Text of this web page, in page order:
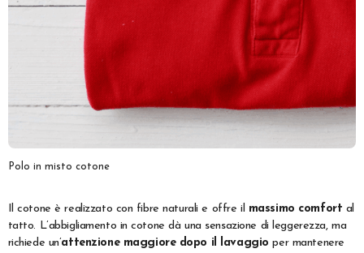
Polo in misto cotone
Il cotone è realizzato con fibre naturali e offre il massimo comfort al
tatto. L’abbigliamento in cotone dà una sensazione di leggerezza, ma
richiede un’attenzione maggiore dopo il lavaggio per mantenere